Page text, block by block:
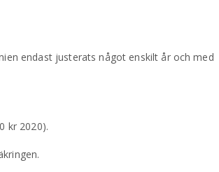
endast justerats något enskilt år och med
kr 2020).